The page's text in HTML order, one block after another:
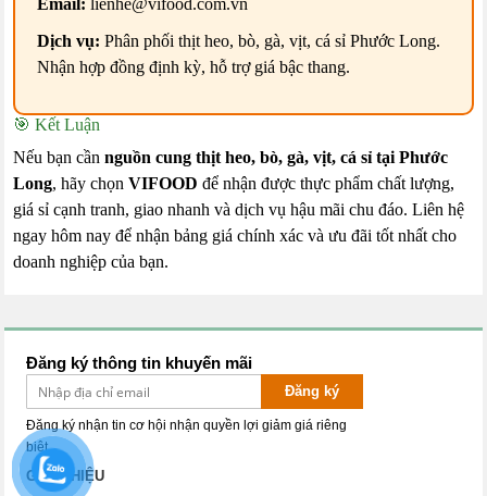
Email: lienhe@vifood.com.vn
Dịch vụ: Phân phối thịt heo, bò, gà, vịt, cá sỉ Phước Long.
Nhận hợp đồng định kỳ, hỗ trợ giá bậc thang.
🎯 Kết Luận
Nếu bạn cầnnguồn cung thịt heo, bò, gà, vịt, cá sỉ tại Phước
Long, hãy chọnVIFOOD để nhận được thực phẩm chất lượng,
giá sỉ cạnh tranh, giao nhanh và dịch vụ hậu mãi chu đáo. Liên hệ
ngay hôm nay để nhận bảng giá chính xác và ưu đãi tốt nhất cho
doanh nghiệp của bạn.
Đăng ký thông tin khuyến mãi
Đăng ký
Đăng ký nhận tin cơ hội nhận quyền lợi giảm giá riêng
biệt.
GIỚI THIỆU